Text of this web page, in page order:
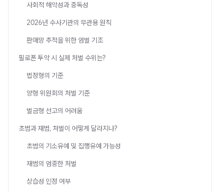
사회적 해악성과 중독성
2026년 수사기관의 무관용 원칙
판매망 추적을 위한 엄벌 기조
필로폰 투약 시 실제 처벌 수위는?
법정형의 기준
양형 위원회의 처벌 기준
벌금형 선고의 어려움
초범과 재범, 처벌이 어떻게 달라지나?
초범의 기소유예 및 집행유예 가능성
재범의 엄중한 처벌
상습성 인정 여부